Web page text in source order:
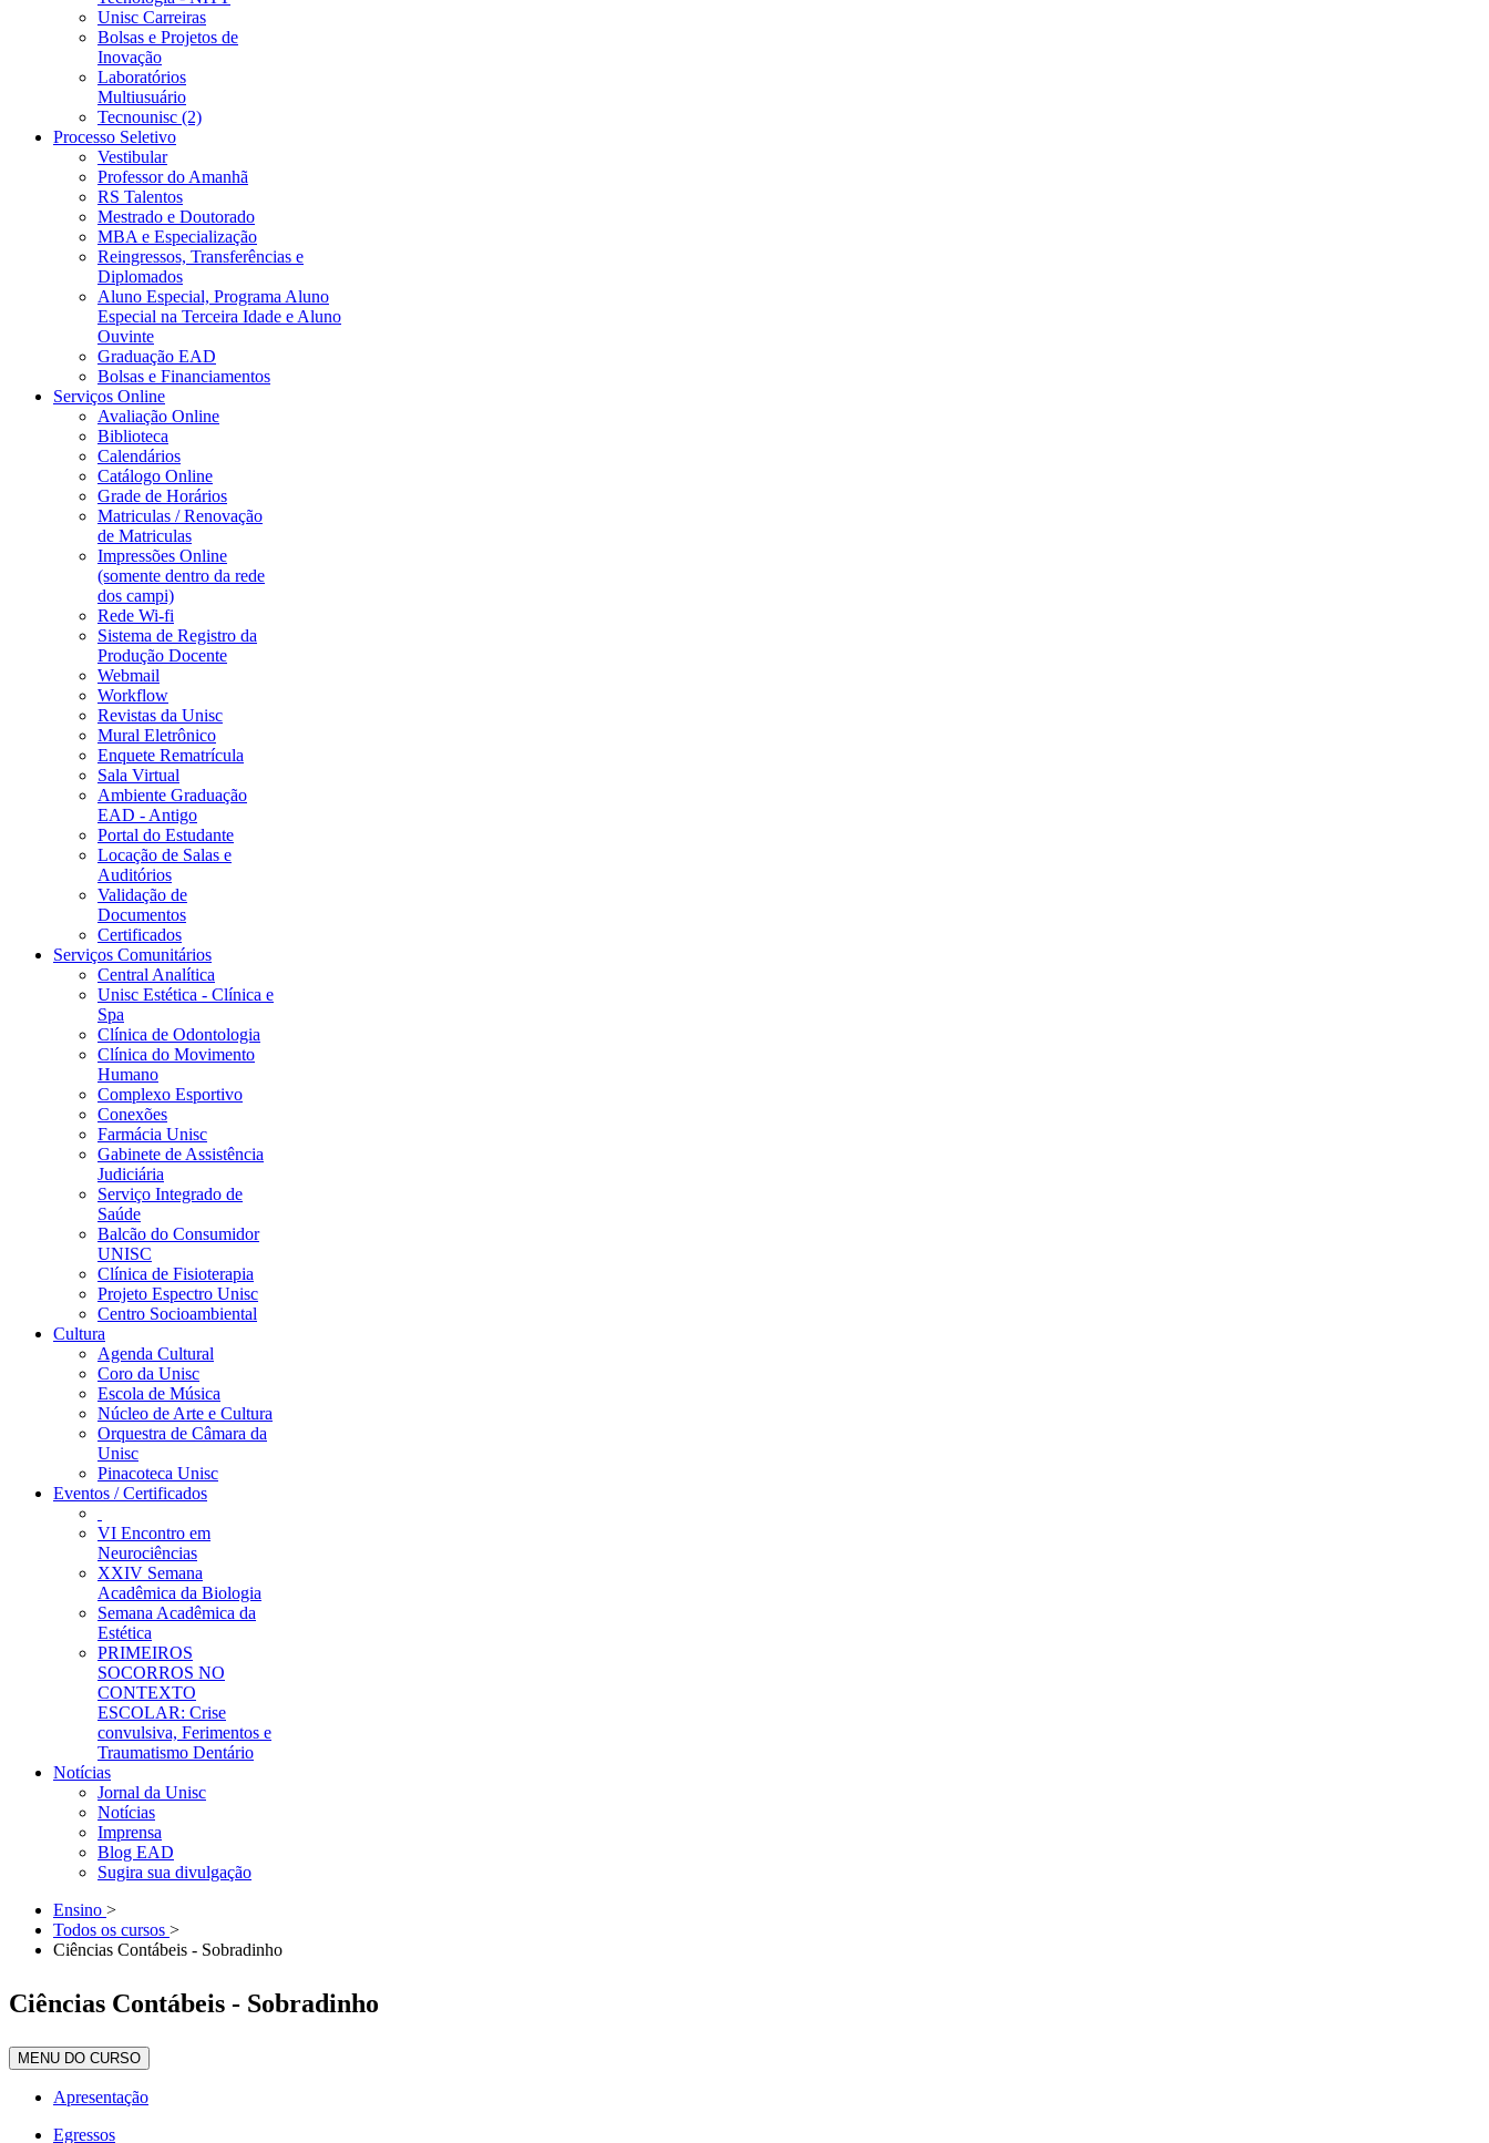
Unisc Carreiras
Bolsas e Projetos de
Inovação
Laboratórios
Multiusuário
Tecnounisc (2)
Processo Seletivo
Vestibular
Professor do Amanhã
RS Talentos
Mestrado e Doutorado
MBA e Especialização
Reingressos, Transferências e
Diplomados
Aluno Especial, Programa Aluno
Especial na Terceira Idade e Aluno
Ouvinte
Graduação EAD
Bolsas e Financiamentos
Serviços Online
Avaliação Online
Biblioteca
Calendários
Catálogo Online
Grade de Horários
Matriculas / Renovação
de Matriculas
Impressões Online
(somente dentro da rede
dos campi)
Rede Wi-fi
Sistema de Registro da
Produção Docente
Webmail
Workflow
Revistas da Unisc
Mural Eletrônico
Enquete Rematrícula
Sala Virtual
Ambiente Graduação
EAD - Antigo
Portal do Estudante
Locação de Salas e
Auditórios
Validação de
Documentos
Certificados
Serviços Comunitários
Central Analítica
Unisc Estética - Clínica e
Spa
Clínica de Odontologia
Clínica do Movimento
Humano
Complexo Esportivo
Conexões
Farmácia Unisc
Gabinete de Assistência
Judiciária
Serviço Integrado de
Saúde
Balcão do Consumidor
UNISC
Clínica de Fisioterapia
Projeto Espectro Unisc
Centro Socioambiental
Cultura
Agenda Cultural
Coro da Unisc
Escola de Música
Núcleo de Arte e Cultura
Orquestra de Câmara da
Unisc
Pinacoteca Unisc
Eventos / Certificados
VI Encontro em
Neurociências
XXIV Semana
Acadêmica da Biologia
Semana Acadêmica da
Estética
PRIMEIROS
SOCORROS NO
CONTEXTO
ESCOLAR: Crise
convulsiva, Ferimentos e
Traumatismo Dentário
Notícias
Jornal da Unisc
Notícias
Imprensa
Blog EAD
Sugira sua divulgação
Ensino >
Todos os cursos >
Ciências Contábeis - Sobradinho
Ciências Contábeis - Sobradinho
MENU DO CURSO
Apresentação
Egressos